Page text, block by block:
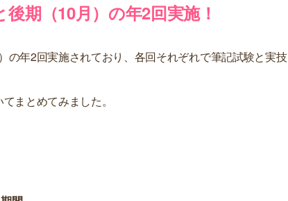
期（10月）の年2回実施！
の年2回実施されており、各回それぞれで筆記試験と実技
まとめてみました。